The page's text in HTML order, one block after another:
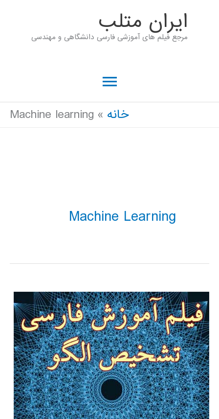
ايران متلب
مرجع فیلم های آموزشی فارسی دانشگاهی و مهندسی
فهرست
اصلی
خانه Machine learning
Machine Learning